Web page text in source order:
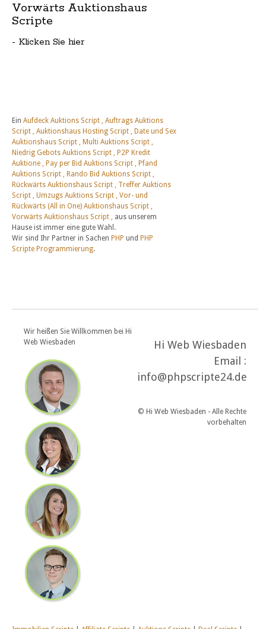
Vorwärts Auktionshaus
Scripte
- Klicken Sie hier
Ein Aufdeck Auktions Script , Auftrags Auktions
Script , Auktionshaus Hosting Script , Date und Sex
Auktionshaus Script , Multi Auktions Script ,
Niedrig Gebots Auktions Script , P2P Kredit
Auktione , Pay per Bid Auktions Script , Pfand
Auktions Script , Rando Bid Auktions Script ,
Rückwärts Auktionshaus Script , Treffer Auktions
Script , Umzugs Auktions Script , Vor- und
Rückwärts (All in One) Auktionshaus Script ,
Vorwärts Auktionshaus Script , aus unserem
Hause ist immer eine gute Wahl.
Wir sind Ihr Partner in Sachen PHP und PHP
Scripte Programmierung.
Wir heißen Sie Willkommen bei Hi
Web Wiesbaden
Hi Web Wiesbaden
Email :
info@phpscripte24.de
© Hi Web Wiesbaden - Alle Rechte
vorbehalten